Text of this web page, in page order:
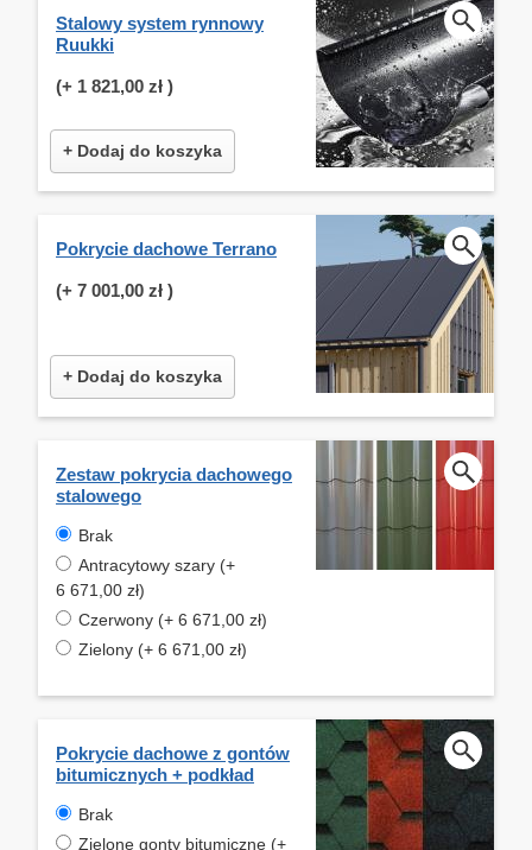
Stalowy system rynnowy
Ruukki
(+ 1 821,00 zł )
+ Dodaj do koszyka
Pokrycie dachowe Terrano
(+ 7 001,00 zł )
+ Dodaj do koszyka
Zestaw pokrycia dachowego
stalowego
Brak
Antracytowy szary (+
6 671,00 zł)
Czerwony (+ 6 671,00 zł)
Zielony (+ 6 671,00 zł)
Pokrycie dachowe z gontów
bitumicznych + podkład
Brak
Zielone gonty bitumiczne (+